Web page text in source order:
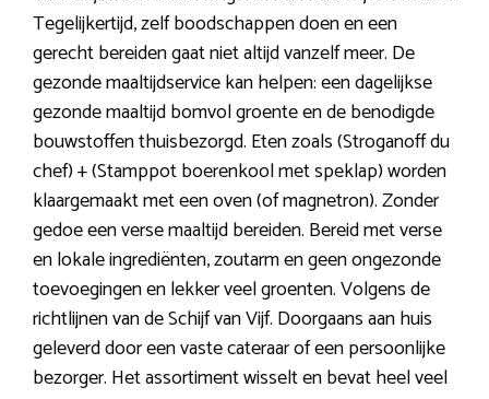
Tegelijkertijd, zelf boodschappen doen en een
gerecht bereiden gaat niet altijd vanzelf meer. De
gezonde maaltijdservice kan helpen: een dagelijkse
gezonde maaltijd bomvol groente en de benodigde
bouwstoffen thuisbezorgd. Eten zoals (Stroganoff du
chef) + (Stamppot boerenkool met speklap) worden
klaargemaakt met een oven (of magnetron). Zonder
gedoe een verse maaltijd bereiden. Bereid met verse
en lokale ingrediënten, zoutarm en geen ongezonde
toevoegingen en lekker veel groenten. Volgens de
richtlijnen van de Schijf van Vijf. Doorgaans aan huis
geleverd door een vaste cateraar of een persoonlijke
bezorger. Het assortiment wisselt en bevat heel veel